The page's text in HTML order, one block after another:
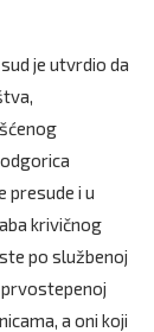
je utvrdio da
presude i u
krivičnog
po službenoj
a oni koji